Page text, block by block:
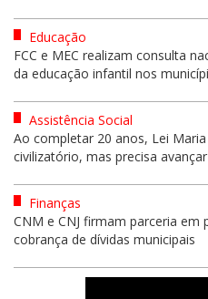
Educação
FCC e MEC realizam consulta
da educação infantil nos
Assistência Social
Ao completar 20 anos, Lei
civilizatório, mas precisa
Finanças
CNM e CNJ firmam parceria
cobrança de dívidas municipais